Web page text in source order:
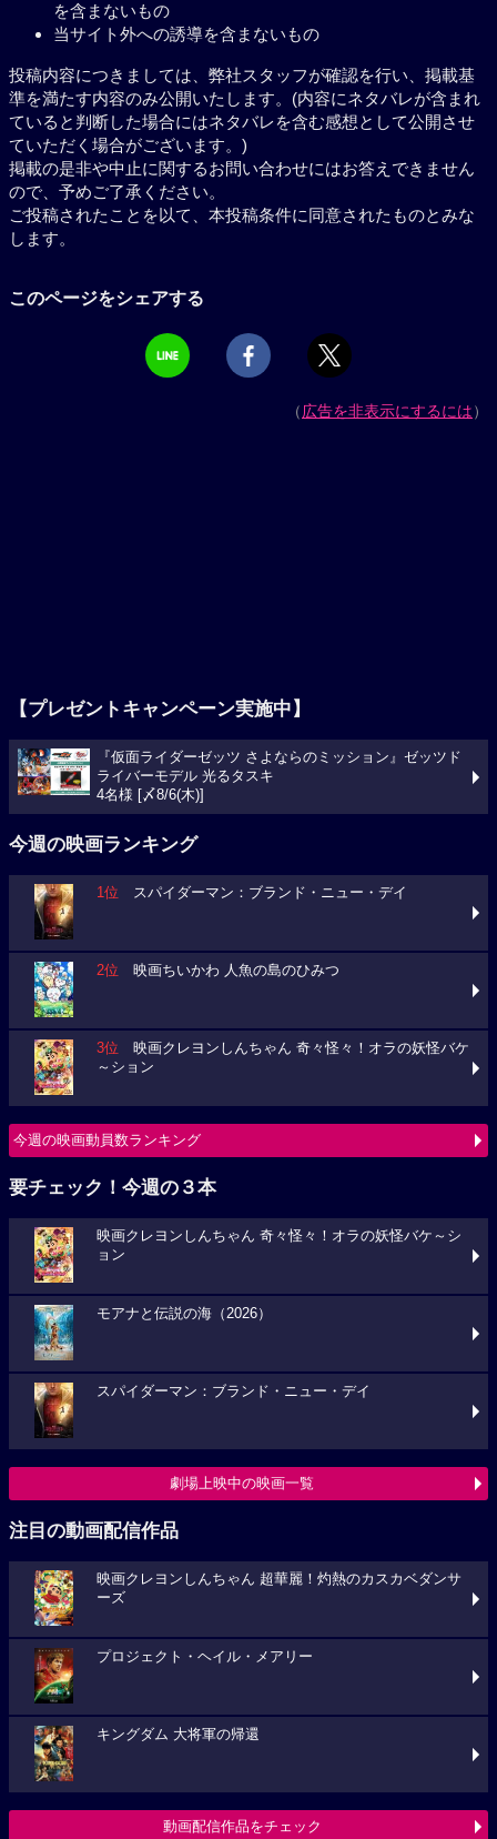
を含まないもの
当サイト外への誘導を含まないもの
投稿内容につきましては、弊社スタッフが確認を行い、掲載基
準を満たす内容のみ公開いたします。(内容にネタバレが含まれ
ていると判断した場合にはネタバレを含む感想として公開させ
ていただく場合がございます。)
掲載の是非や中止に関するお問い合わせにはお答えできません
ので、予めご了承ください。
ご投稿されたことを以て、本投稿条件に同意されたものとみな
します。
このページをシェアする
（広告を非表示にするには）
【プレゼントキャンペーン実施中】
『仮面ライダーゼッツ さよならのミッション』ゼッツド
ライバーモデル 光るタスキ
4名様 [〆8/6(木)]
今週の映画ランキング
1位 スパイダーマン：ブランド・ニュー・デイ
2位 映画ちいかわ 人魚の島のひみつ
3位 映画クレヨンしんちゃん 奇々怪々！オラの妖怪バケ
～ション
今週の映画動員数ランキング
要チェック！今週の３本
映画クレヨンしんちゃん 奇々怪々！オラの妖怪バケ～シ
ョン
モアナと伝説の海（2026）
スパイダーマン：ブランド・ニュー・デイ
劇場上映中の映画一覧
注目の動画配信作品
映画クレヨンしんちゃん 超華麗！灼熱のカスカベダンサ
ーズ
プロジェクト・ヘイル・メアリー
キングダム 大将軍の帰還
動画配信作品をチェック